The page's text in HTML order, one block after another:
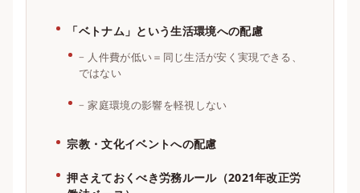
「ベトナム」という生活環境への配慮
人件費が低い＝同じ生活が安く実現できる、
ではない
家庭環境の影響を軽視しない
宗教・文化イベントへの配慮
押さえておくべき労務ルール（2021年改正労